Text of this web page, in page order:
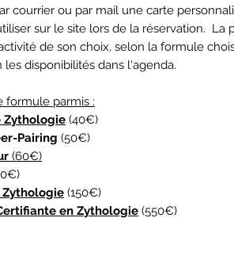
courrier ou par mail une carte
sur le site lors de la réservation. La
de son choix, selon la formule
disponibilités dans l'agenda.
formule parmis :
Zythologie (40€)
Pairing (50€)
(60€)
(150€)
en Zythologie (550€)